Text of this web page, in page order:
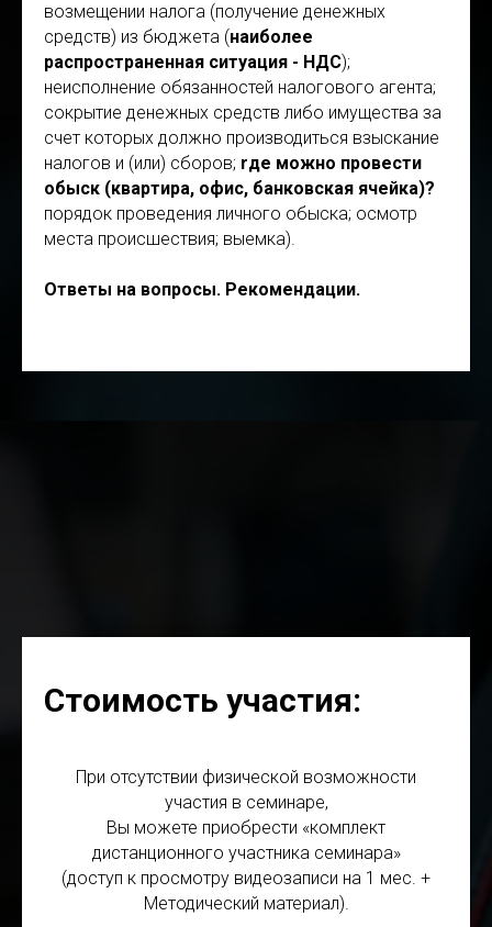
возмещении налога (получение денежных
средств) из бюджета (наиболее
распространенная ситуация - НДС);
неисполнение обязанностей налогового агента;
cокрытие денежных средств либо имущества за
счет которых должно производиться взыскание
налогов и (или) сборов; rде можно провести
обыск (квартира, офис, банковская ячейка)?
порядок проведения личного обыска; осмотр
места происшествия; выемка).
Ответы на вопросы. Рекомендации.
Стоимость участия:
При отсутствии физической возможности
участия в семинаре,
Вы можете приобрести «комплект
дистанционного участника семинара»
(доступ к просмотру видеозаписи на 1 мес. +
Методический материал).